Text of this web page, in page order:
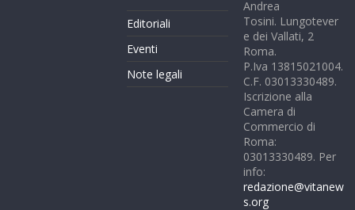
Editoriali
Eventi
Note legali
Andrea
Tosini. Lungotever
e dei Vallati, 2
Roma.
P.Iva 13815021004.
C.F. 03013330489.
Iscrizione alla
Camera di
Commercio di
Roma:
03013330489. Per
info:
redazione@vitanew
s.org